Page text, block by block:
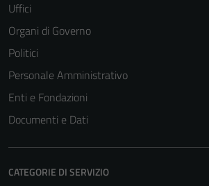
Uffici
Organi di Governo
Politici
Personale Amministrativo
Enti e Fondazioni
Documenti e Dati
CATEGORIE DI SERVIZIO